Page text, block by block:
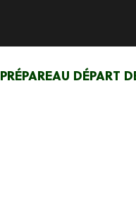
AU DÉPART